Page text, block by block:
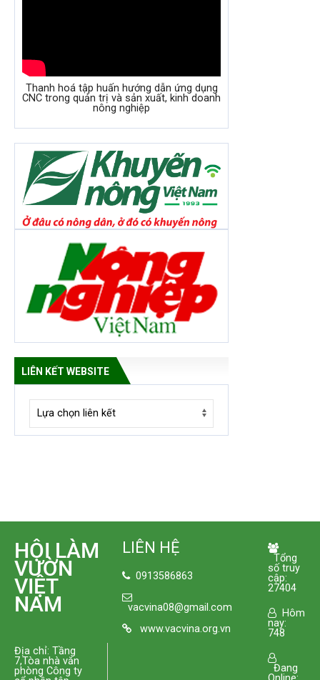
Thanh hoá tập huấn hướng dẫn ứng dụng
CNC trong quản trị và sản xuất, kinh doanh
nông nghiệp
LIÊN KẾT WEBSITE
HỘI LÀM
VƯỜN
VIỆT
NAM
Địa chỉ: Tầng
7,Tòa nhà văn
phòng Công ty
LIÊN HỆ
0913586863
vacvina08@gmail.com
www.vacvina.org.vn
Tổng
số truy
cập:
27404
Hôm
nay:
748
Đang